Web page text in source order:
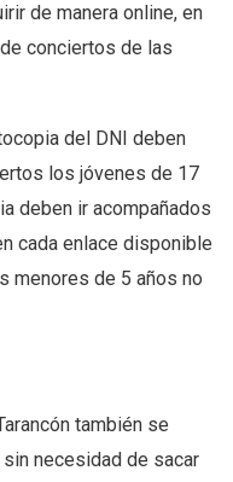
de manera online, en
conciertos de las
del DNI deben
los jóvenes de 17
deben ir acompañados
cada enlace disponible
menores de 5 años no
también se
necesidad de sacar